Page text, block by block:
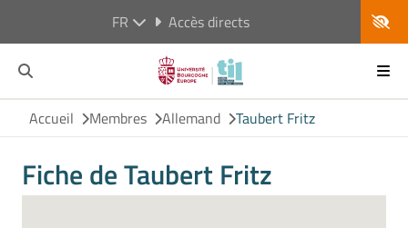
FR Accès directs
Accueil Membres Allemand Taubert Fritz
Fiche de Taubert Fritz